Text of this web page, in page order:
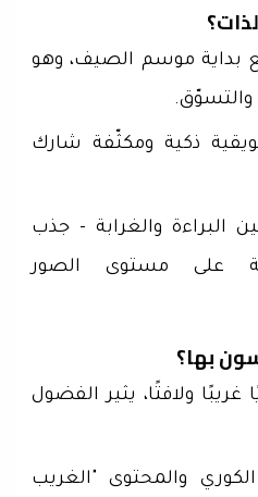
بداية موسم الصيف، وهو
والتسوّق.
ذكية ومكثّفة شارك
البراءة والغرابة – جذب
على مستوى الصور
بها؟
ولافتًا، يثير الفضول
والمحتوى "الغريب